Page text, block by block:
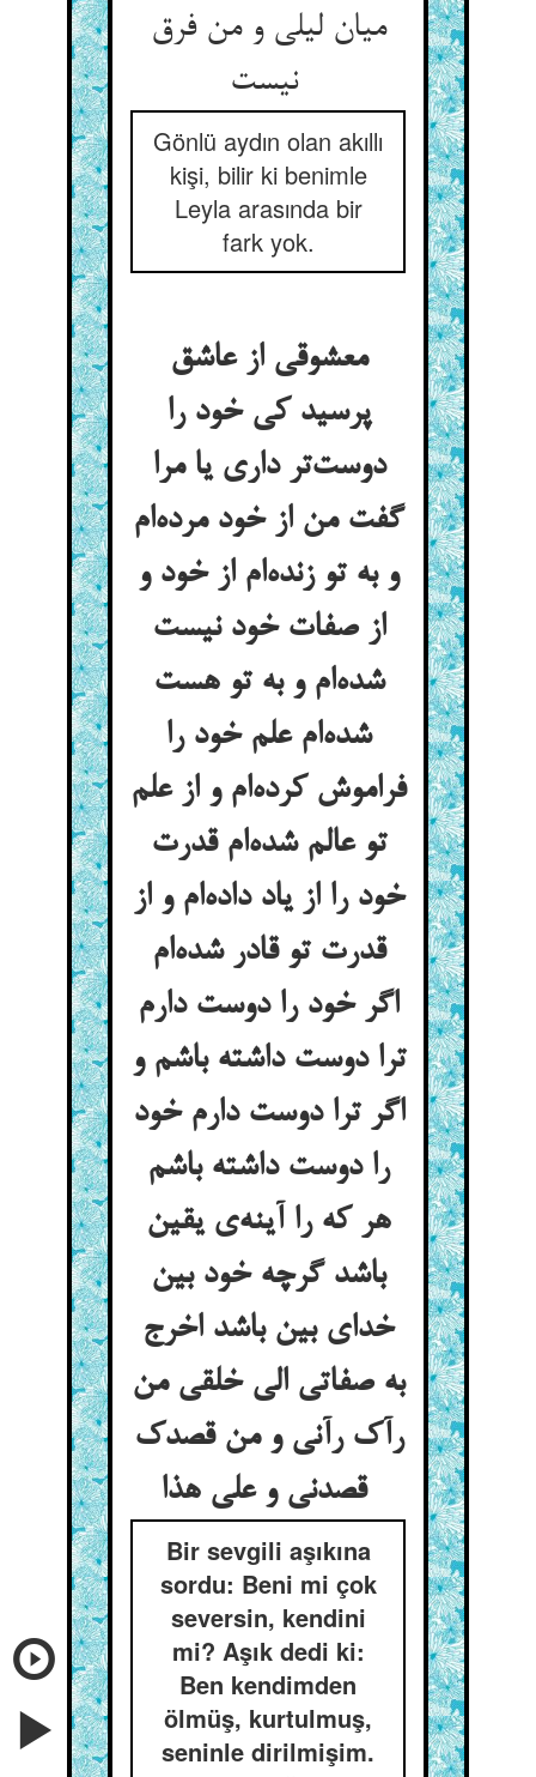
میان لیلی و من فرق
نیست
Gönlü aydın olan akıllı
kişi, bilir ki benimle
Leyla arasında bir
fark yok.
معشوقی از عاشق
پرسید کی خود را
دوست‌تر داری یا مرا
گفت من از خود مرده‌ام
و به تو زنده‌ام از خود و
از صفات خود نیست
شده‌ام و به تو هست
شده‌ام علم خود را
فراموش کرده‌ام و از علم
تو عالم شده‌ام قدرت
خود را از یاد داده‌ام و از
قدرت تو قادر شده‌ام
اگر خود را دوست دارم
ترا دوست داشته باشم و
اگر ترا دوست دارم خود
را دوست داشته باشم
هر که را آینه‌ی یقین
باشد گرچه خود بین
خدای بین باشد اخرج
به صفاتی الی خلقی من
رآک رآنی و من قصدک
قصدنی و علی هذا
Bir sevgili aşıkına
sordu: Beni mi çok
seversin, kendini
mi? Aşık dedi ki:
Ben kendimden
ölmüş, kurtulmuş,
seninle dirilmişim.